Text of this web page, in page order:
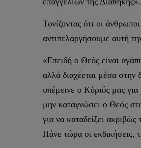
Τονίζοντας ότι οι
αντιπελαργήσουμε αυτή
«Επειδή ο Θεός είναι
αλλά διαχέεται μέσα
υπέμεινε ο Κύριός μας
μην καταγνώσει ο Θεός
για να καταδείξει
Πάνε τώρα οι εκδικήσεις,